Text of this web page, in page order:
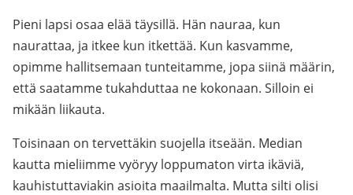
Pieni lapsi osaa elää täysillä. Hän nauraa, kun
naurattaa, ja itkee kun itkettää. Kun kasvamme,
opimme hallitsemaan tunteitamme, jopa siinä määrin,
että saatamme tukahduttaa ne kokonaan. Silloin ei
mikään liikauta.
Toisinaan on tervettäkin suojella itseään. Median
kautta mieliimme vyöryy loppumaton virta ikäviä,
kauhistuttaviakin asioita maailmalta. Mutta silti olisi